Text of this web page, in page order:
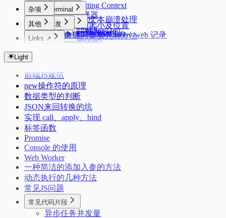
Formatting Context
css选择器
元素的大小及位置
隐藏元素的几种方法
Code
页面大文本崩溃处理
React
React 新老架构
Fiber 架构
Misc
客户端指纹
Terminal
Starship
zsh config
zimfw
Windows
PowerShell profile
oh-my-posh
Extensions
Ventoy
Windows Subsystem for Linux 2 (WSL2)
Windows 11 IOT Enterprise LTSC
在独立恢复分区重建 Windows 恢复环境
Windows 配置命令快捷键
Linux
简单使用 nix 的包管理器
Linux 下的 Android
Dropbear
Swap
安卓优化
拨号快捷键
Adb
Kernelsu Overlayfs
Thanox 情景模式
Other
IPv6 设置
PVE CPU 省电配置
杂项
开发
uv
conda
acme.sh 证书管理
Nginx 反向代理
其他
tabby 自建同步服务 tabby-web 记录
浏览器优化
科学上网
MosDNS 屏蔽国内常见的 PCDN
Links ↗
Markdown Editor
Regex Tester
Light
前端JS规范
new操作符的原理
数据类型的判断
JSON来回转换的坑
实现 call、apply、bind
标签函数
Promise
Console 的使用
Web Worker
一种简洁的添加入参的方法
动态执行的几种方法
常见JS问题
常见代码片段
异步任务并发量